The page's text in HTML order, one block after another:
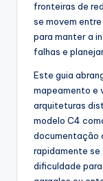
d
fronteiras de
se movem
para manter a
falhas e
Este guia
mapeamento e
arquiteturas
modelo C4
documentação
rapidamente se
dificuldade